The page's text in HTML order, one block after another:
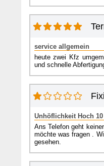
service allgemein
heute zwei Kfz
und schnelle
Fixi
Unhöflichkeit Hoch 10
Ans Telefon geht
möchte was fragen .
gesehen.